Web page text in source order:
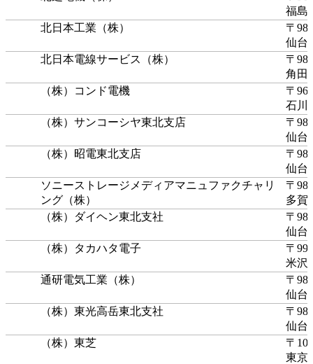
福島
北日本工業（株）
〒
仙台
北日本電線サービス（株）
〒
角田
（株）コンド電機
〒
石川
（株）サンコーシヤ東北支店
〒
仙台
（株）昭電東北支店
〒
仙台
ソニーストレージメディアマニュファクチャリ
ング（株）
〒
多賀
（株）ダイヘン東北支社
〒
仙台
（株）タカハタ電子
〒
米沢
通研電気工業（株）
〒
仙台
（株）東光高岳東北支社
〒
仙台
（株）東芝
〒
東京